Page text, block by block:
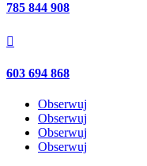
785 844 908

603 694 868
Obserwuj
Obserwuj
Obserwuj
Obserwuj